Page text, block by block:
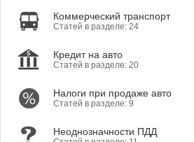
Коммерческий транспорт
Статей в разделе: 24
Кредит на авто
Статей в разделе: 20
Налоги при продаже авто
Статей в разделе: 9
Неоднозначности ПДД